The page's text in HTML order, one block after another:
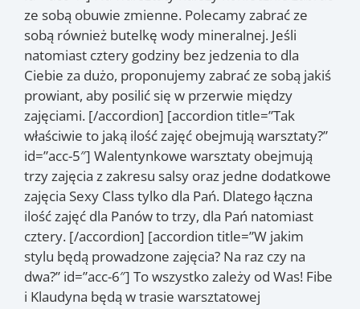
ze sobą obuwie zmienne. Polecamy zabrać ze
sobą również butelkę wody mineralnej. Jeśli
natomiast cztery godziny bez jedzenia to dla
Ciebie za dużo, proponujemy zabrać ze sobą jakiś
prowiant, aby posilić się w przerwie między
zajęciami. [/accordion] [accordion title=”Tak
właściwie to jaką ilość zajęć obejmują warsztaty?”
id=”acc-5″] Walentynkowe warsztaty obejmują
trzy zajęcia z zakresu salsy oraz jedne dodatkowe
zajęcia Sexy Class tylko dla Pań. Dlatego łączna
ilość zajęć dla Panów to trzy, dla Pań natomiast
cztery. [/accordion] [accordion title=”W jakim
stylu będą prowadzone zajęcia? Na raz czy na
dwa?” id=”acc-6″] To wszystko zależy od Was! Fibe
i Klaudyna będą w trasie warsztatowej